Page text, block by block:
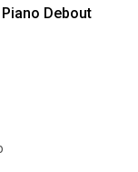
Debout